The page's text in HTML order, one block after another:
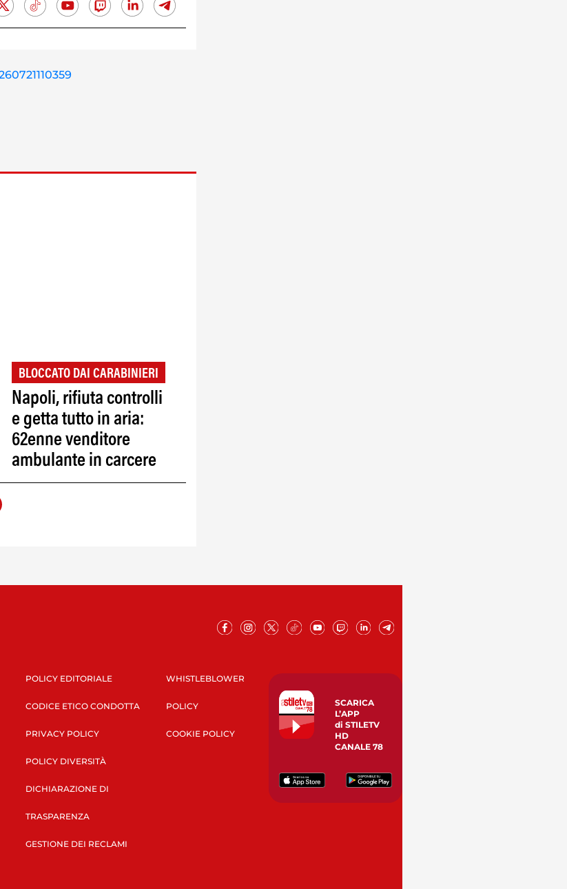
BLOCCATO DAI CARABINIERI
Napoli, rifiuta controlli
e getta tutto in aria:
62enne venditore
ambulante in carcere
POLICY EDITORIALE
CODICE ETICO CONDOTTA
PRIVACY POLICY
POLICY DIVERSITÀ
DICHIARAZIONE DI
TRASPARENZA
GESTIONE DEI RECLAMI
WHISTLEBLOWER
POLICY
COOKIE POLICY
SCARICA
L’APP
di STILETV
HD
CANALE 78